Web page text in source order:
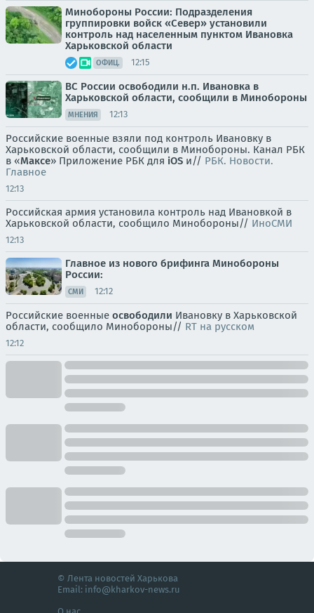
Минобороны России: Подразделения
группировки войск «Север» установили
контроль над населенным пунктом Ивановка
Харьковской области
ОФИЦ. 12:15
ВС России освободили н.п. Ивановка в
Харьковской области, сообщили в Минобороны
МНЕНИЯ 12:13
Российские военные взяли под контроль Ивановку в
Харьковской области, сообщили в Минобороны. Канал РБК
в «Максе» Приложение РБК для iOS и// РБК. Новости.
Главное
12:13
Российская армия установила контроль над Ивановкой в
Харьковской области, сообщило Минобороны// ИноСМИ
12:13
Главное из нового брифинга Минобороны
России:
СМИ 12:12
Российские военные освободили Ивановку в Харьковской
области, сообщило Минобороны// RT на русском
12:12
© Лента новостей Харькова
Email: info@kharkov-news.ru